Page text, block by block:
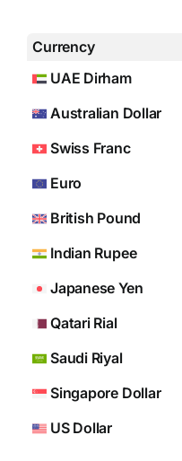
Currency
UAE Dirham
Australian Dollar
Swiss Franc
Euro
British Pound
Indian Rupee
Japanese Yen
Qatari Rial
Saudi Riyal
Singapore Dollar
US Dollar